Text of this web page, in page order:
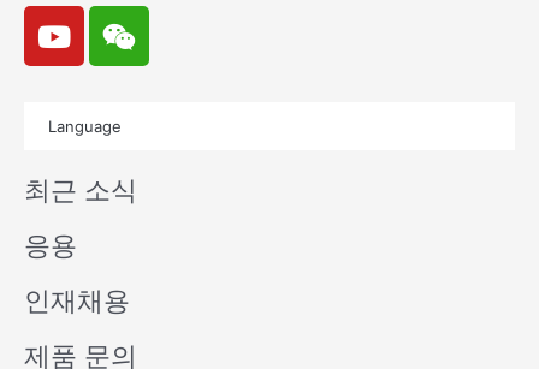
Y
o
u
e
W
e
i
n
Language
최근 소식
응용
인재채용
제품 문의